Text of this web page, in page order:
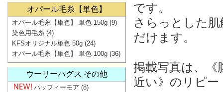
です。
さらっとした
だけます。
掲載写真は、
近い》のリピ
オパール毛糸【単色】
オパール毛糸【単色】 単色 150g (9)
染色用毛糸 (4)
KFSオリジナル単色 50g (24)
オパール毛糸【単色】 単色 100g (36)
ウーリーハグス その他
パッフィーモア (8)